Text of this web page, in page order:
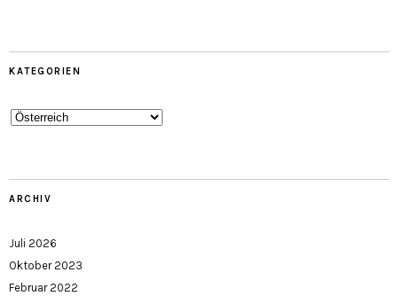
KATEGORIEN
Kategorien
ARCHIV
Juli 2026
Oktober 2023
Februar 2022